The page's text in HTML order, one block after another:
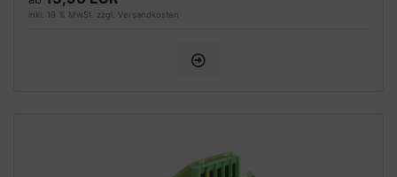
inkl. 19 % MwSt. zzgl. Versandkosten